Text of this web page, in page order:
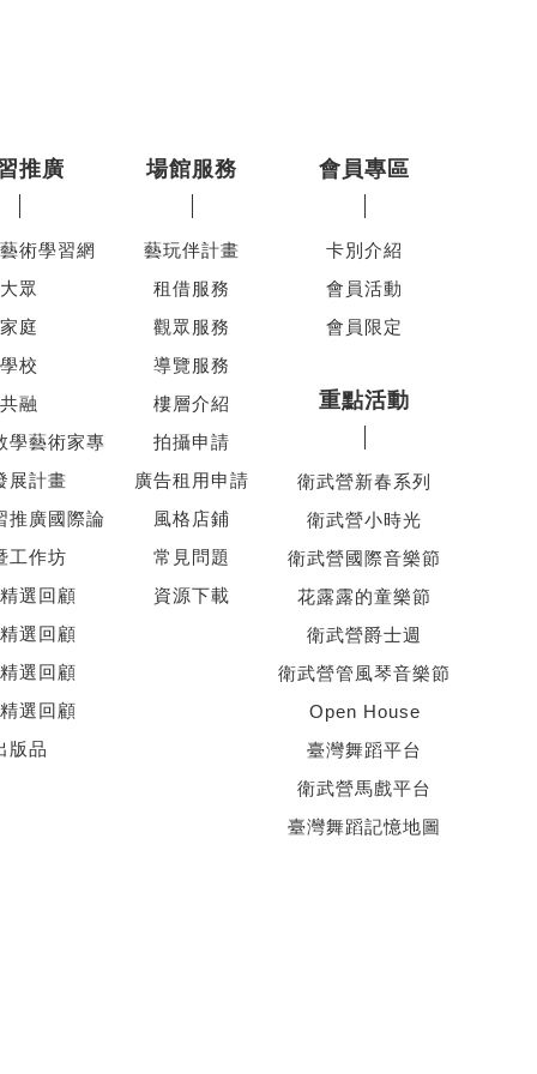
推廣
術學習網
大眾
家庭
學校
共融
學藝術家專
展計畫
推廣國際論
工作坊
選回顧
選回顧
選回顧
選回顧
版品
場館服務
藝玩伴計畫
租借服務
觀眾服務
導覽服務
樓層介紹
拍攝申請
廣告租用申請
風格店鋪
常見問題
資源下載
會員專區
卡別介紹
會員活動
會員限定
重點活動
衛武營新春系列
衛武營小時光
衛武營國際音樂節
花露露的童樂節
衛武營爵士週
衛武營管風琴音樂節
Open House
臺灣舞蹈平台
衛武營馬戲平台
臺灣舞蹈記憶地圖